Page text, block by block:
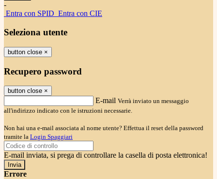
-
Entra con SPID Entra con CIE
Seleziona utente
button close ×
Recupero password
button close ×
E-mail Verrà inviato un messaggio
all'indirizzo indicato con le istruzioni necessarie.
Non hai una e-mail associata al nome utente? Effettua il reset della password
tramite la Login Spaggiari
E-mail inviata, si prega di controllare la casella di posta elettronica!
Errore